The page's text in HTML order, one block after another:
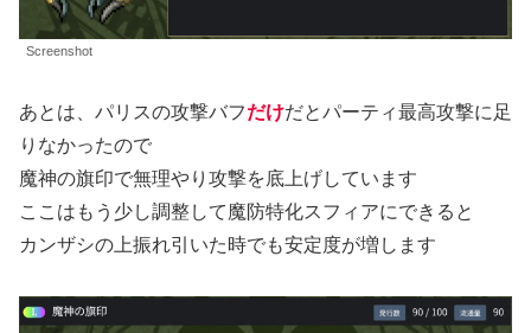
Screenshot
あとは、パリスの攻撃バフだけだとパーティ最高攻撃に足
りなかったので
魔神の旗印で無理やり攻撃を底上げしています
ここはもう少し調整して魔防特化スフィアにできると
カンザシの上振れ引いた時でも安定度が増します